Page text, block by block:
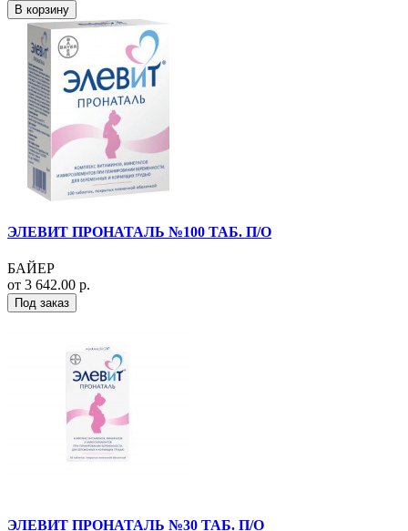
В корзину
ЭЛЕВИТ ПРОНАТАЛЬ №100 ТАБ. П/О
БАЙЕР
от 3 642.00 р.
Под заказ
ЭЛЕВИТ ПРОНАТАЛЬ №30 ТАБ. П/О